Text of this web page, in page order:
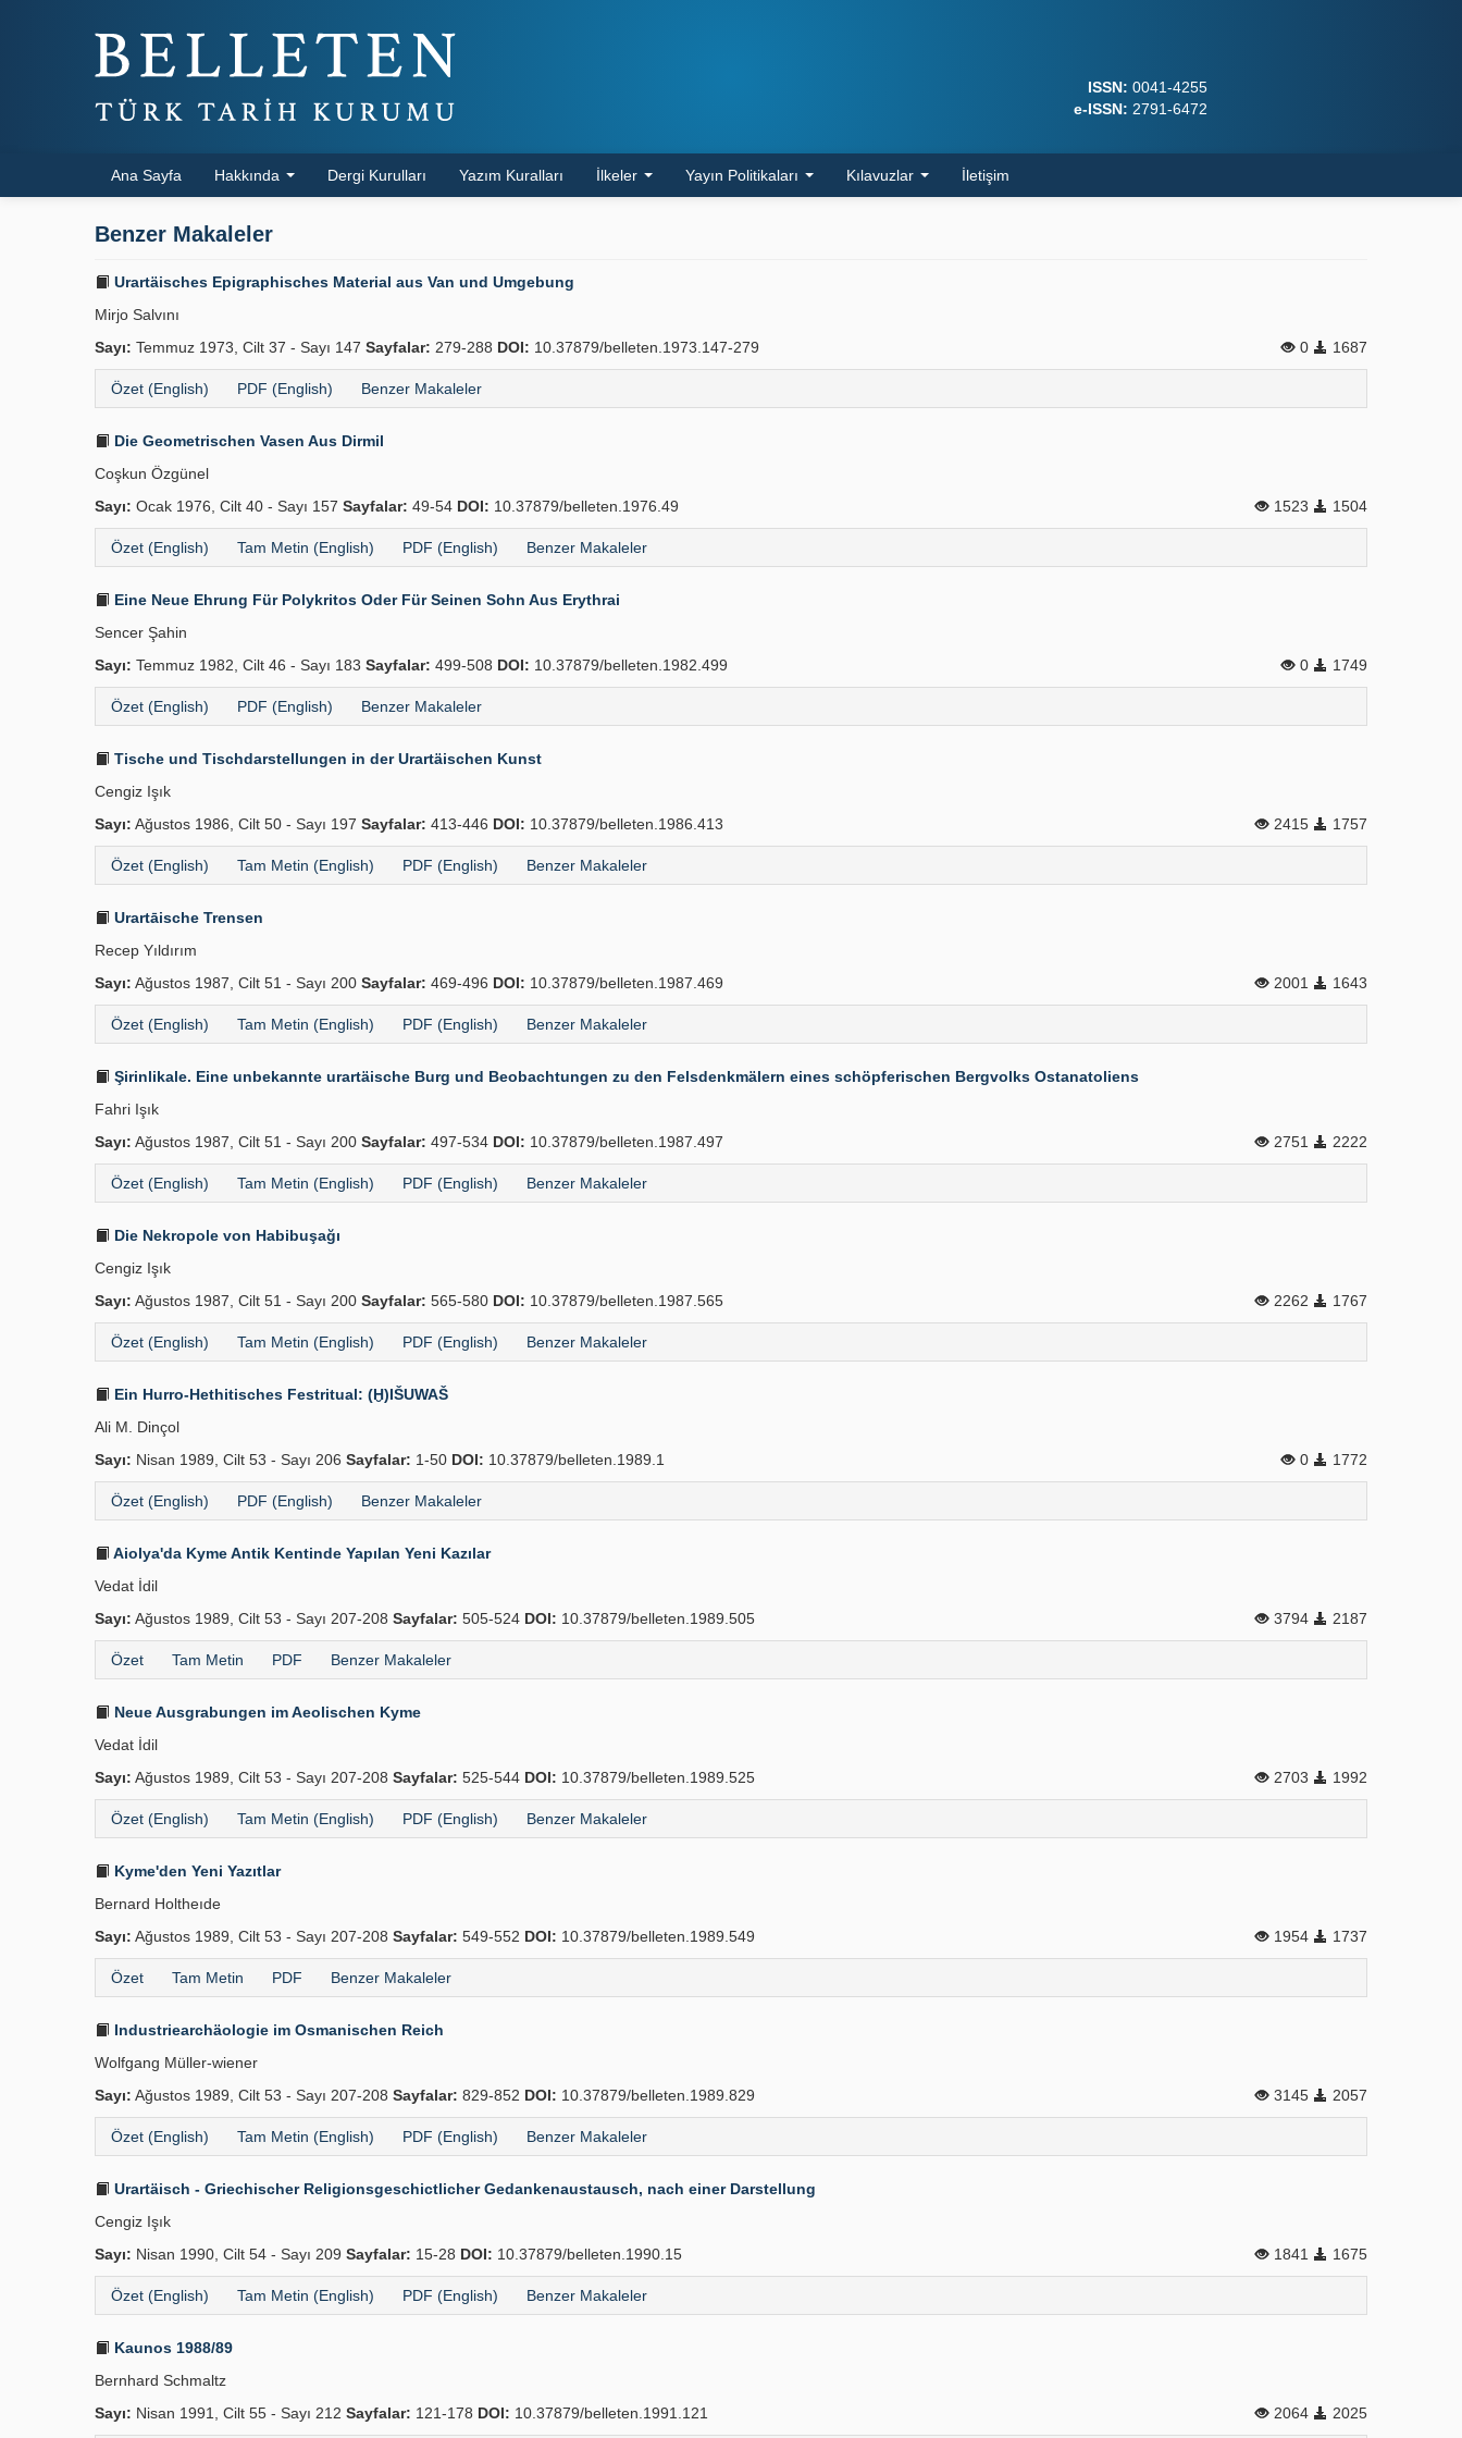
ISSN: 0041-4255
e-ISSN: 2791-6472
Ana Sayfa Hakkında Dergi Kurulları Yazım Kuralları İlkeler Yayın Politikaları Kılavuzlar İletişim
Benzer Makaleler
Urartäisches Epigraphisches Material aus Van und Umgebung
Mirjo Salvını
Sayı: Temmuz 1973, Cilt 37 - Sayı 147 Sayfalar: 279-288 DOI: 10.37879/belleten.1973.147-279 0 1687
Özet (English) PDF (English) Benzer Makaleler
Die Geometrischen Vasen Aus Dirmil
Coşkun Özgünel
Sayı: Ocak 1976, Cilt 40 - Sayı 157 Sayfalar: 49-54 DOI: 10.37879/belleten.1976.49 1523 1504
Özet (English) Tam Metin (English) PDF (English) Benzer Makaleler
Eine Neue Ehrung Für Polykritos Oder Für Seinen Sohn Aus Erythrai
Sencer Şahin
Sayı: Temmuz 1982, Cilt 46 - Sayı 183 Sayfalar: 499-508 DOI: 10.37879/belleten.1982.499 0 1749
Özet (English) PDF (English) Benzer Makaleler
Tische und Tischdarstellungen in der Urartäischen Kunst
Cengiz Işık
Sayı: Ağustos 1986, Cilt 50 - Sayı 197 Sayfalar: 413-446 DOI: 10.37879/belleten.1986.413 2415 1757
Özet (English) Tam Metin (English) PDF (English) Benzer Makaleler
Urartāische Trensen
Recep Yıldırım
Sayı: Ağustos 1987, Cilt 51 - Sayı 200 Sayfalar: 469-496 DOI: 10.37879/belleten.1987.469 2001 1643
Özet (English) Tam Metin (English) PDF (English) Benzer Makaleler
Şirinlikale. Eine unbekannte urartäische Burg und Beobachtungen zu den Felsdenkmälern eines schöpferischen Bergvolks Ostanatoliens
Fahri Işık
Sayı: Ağustos 1987, Cilt 51 - Sayı 200 Sayfalar: 497-534 DOI: 10.37879/belleten.1987.497 2751 2222
Özet (English) Tam Metin (English) PDF (English) Benzer Makaleler
Die Nekropole von Habibuşağı
Cengiz Işık
Sayı: Ağustos 1987, Cilt 51 - Sayı 200 Sayfalar: 565-580 DOI: 10.37879/belleten.1987.565 2262 1767
Özet (English) Tam Metin (English) PDF (English) Benzer Makaleler
Ein Hurro-Hethitisches Festritual: (Ḫ)IŠUWAŠ
Ali M. Dinçol
Sayı: Nisan 1989, Cilt 53 - Sayı 206 Sayfalar: 1-50 DOI: 10.37879/belleten.1989.1 0 1772
Özet (English) PDF (English) Benzer Makaleler
Aiolya'da Kyme Antik Kentinde Yapılan Yeni Kazılar
Vedat İdil
Sayı: Ağustos 1989, Cilt 53 - Sayı 207-208 Sayfalar: 505-524 DOI: 10.37879/belleten.1989.505 3794 2187
Özet Tam Metin PDF Benzer Makaleler
Neue Ausgrabungen im Aeolischen Kyme
Vedat İdil
Sayı: Ağustos 1989, Cilt 53 - Sayı 207-208 Sayfalar: 525-544 DOI: 10.37879/belleten.1989.525 2703 1992
Özet (English) Tam Metin (English) PDF (English) Benzer Makaleler
Kyme'den Yeni Yazıtlar
Bernard Holtheıde
Sayı: Ağustos 1989, Cilt 53 - Sayı 207-208 Sayfalar: 549-552 DOI: 10.37879/belleten.1989.549 1954 1737
Özet Tam Metin PDF Benzer Makaleler
Industriearchäologie im Osmanischen Reich
Wolfgang Müller-wiener
Sayı: Ağustos 1989, Cilt 53 - Sayı 207-208 Sayfalar: 829-852 DOI: 10.37879/belleten.1989.829 3145 2057
Özet (English) Tam Metin (English) PDF (English) Benzer Makaleler
Urartäisch - Griechischer Religionsgeschictlicher Gedankenaustausch, nach einer Darstellung
Cengiz Işık
Sayı: Nisan 1990, Cilt 54 - Sayı 209 Sayfalar: 15-28 DOI: 10.37879/belleten.1990.15 1841 1675
Özet (English) Tam Metin (English) PDF (English) Benzer Makaleler
Kaunos 1988/89
Bernhard Schmaltz
Sayı: Nisan 1991, Cilt 55 - Sayı 212 Sayfalar: 121-178 DOI: 10.37879/belleten.1991.121 2064 2025